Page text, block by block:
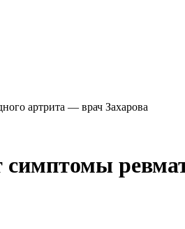
артрита — врач Захарова
симптомы